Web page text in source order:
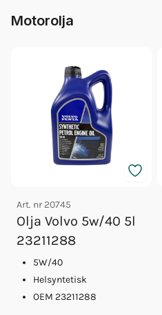
Motorolja
Art. nr 20745
Olja Volvo 5w/40 5l
23211288
5W/40
Helsyntetisk
OEM 23211288